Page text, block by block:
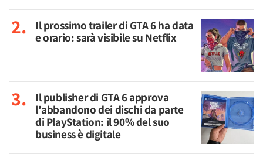
Il prossimo trailer di GTA 6 ha data
e orario: sarà visibile su Netflix
Il publisher di GTA 6 approva
l'abbandono dei dischi da parte
di PlayStation: il 90% del suo
business è digitale